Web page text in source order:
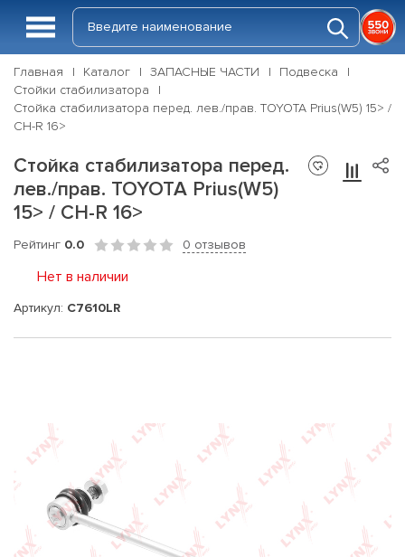
Главная Каталог ЗАПАСНЫЕ ЧАСТИ
Подвеска
Стойки стабилизатора
Стойка стабилизатора перед. лев./прав. TOYOTA Prius(W5) 15> /
CH-R 16>
Стойка стабилизатора перед.
лев./прав. TOYOTA Prius(W5)
15> / CH-R 16>
Рейтинг 0.0 0 отзывов
Нет в наличии
Артикул: C7610LR